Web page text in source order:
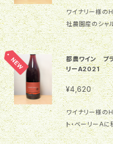
賞履歴 — 栓タ
0ml 保存方法 冷蔵(12度-
シリーズ」 The
標高が高く冷涼
現することを追
ワイナリー様のHP
社農園産のシャ
フレーバーとミ
やかでキレのあ
2024年日本ワインコ
ルドネ(久住自
都農ワイン プ
リーA2021
¥4,620
ワイナリー様のHP
ト・ベーリーＡ
た。それは長期